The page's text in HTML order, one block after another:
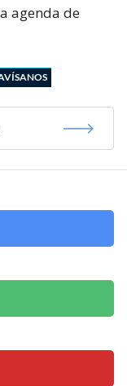
agenda de